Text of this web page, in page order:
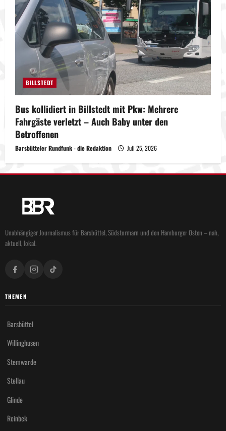
BILLSTEDT
Bus kollidiert in Billstedt mit Pkw: Mehrere
Fahrgäste verletzt – Auch Baby unter den
Betroffenen
Barsbütteler Rundfunk - die Redaktion Juli 25, 2026
Unabhängiger Journalismus für Barsbüttel, Südstormarn und den Hamburger Osten – nah,
aktuell, lokal.
THEMEN
Barsbüttel
Willinghusen
Stemwarde
Stellau
Glinde
Reinbek